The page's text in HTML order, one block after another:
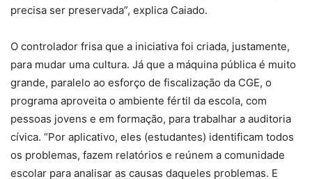
precisa ser preservada”, explica Caiado.
O controlador frisa que a iniciativa foi criada, justamente,
para mudar uma cultura. Já que a máquina pública é muito
grande, paralelo ao esforço de fiscalização da CGE, o
programa aproveita o ambiente fértil da escola, com
pessoas jovens e em formação, para trabalhar a auditoria
cívica. “Por aplicativo, eles (estudantes) identificam todos
os problemas, fazem relatórios e reúnem a comunidade
escolar para analisar as causas daqueles problemas. E